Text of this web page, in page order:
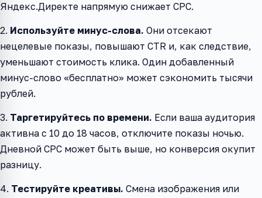
Яндекс.Директе напрямую снижает CPC.
2. Используйте минус-слова. Они отсекают
нецелевые показы, повышают CTR и, как следствие,
уменьшают стоимость клика. Один добавленный
минус-слово «бесплатно» может сэкономить тысячи
рублей.
3. Таргетируйтесь по времени. Если ваша аудитория
активна с 10 до 18 часов, отключите показы ночью.
Дневной CPC может быть выше, но конверсия окупит
разницу.
4. Тестируйте креативы. Смена изображения или